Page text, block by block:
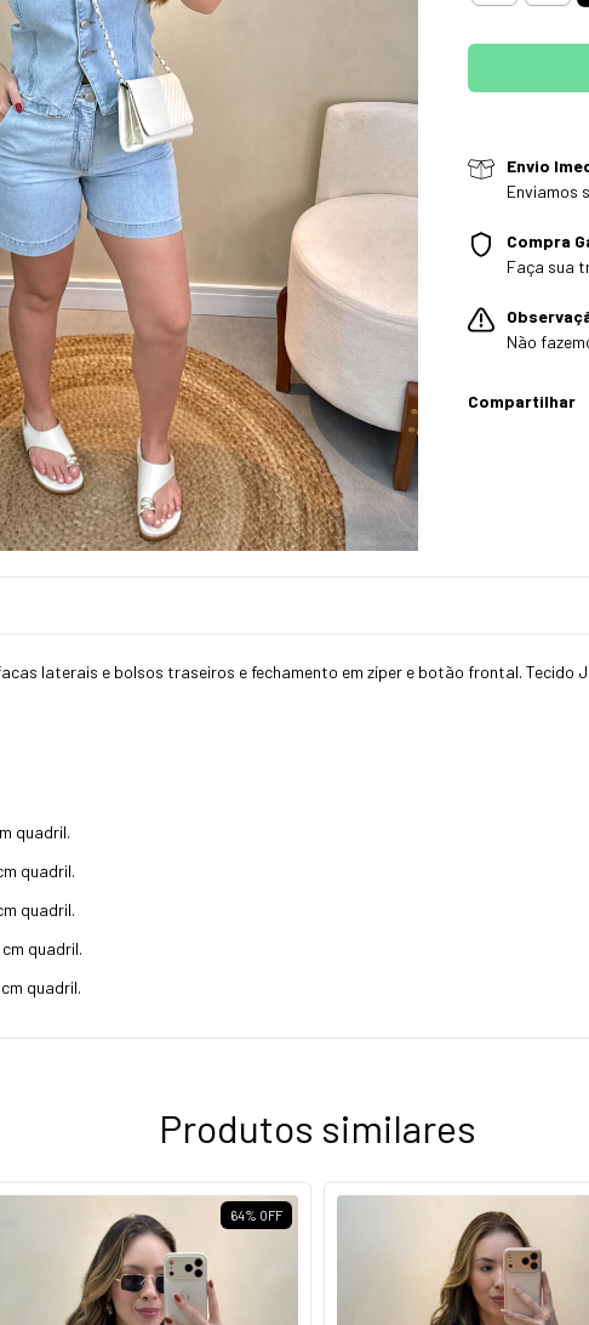
Envio
Enviamos
Compra
Faça sua
Não
Compartilhar
laterais e bolsos traseiros e fechamento em zíper e botão frontal. Tecido
quadril.
quadril.
quadril.
quadril.
quadril.
Produtos similares
64% OFF